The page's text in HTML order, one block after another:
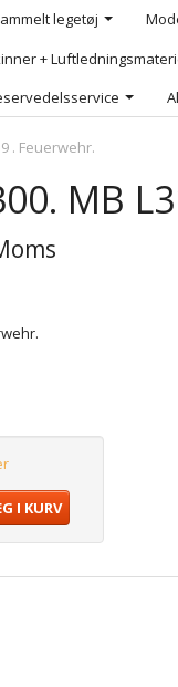
legetøj
+
. Feuerwehr.
MB
I KURV